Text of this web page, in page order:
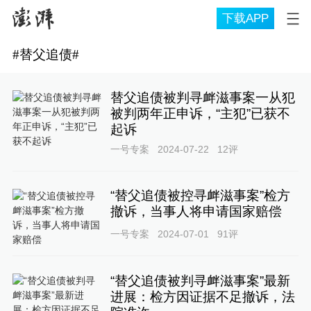
下载APP
#替父追债#
替父追债被判寻衅滋事案一从犯
被判两年正申诉，“主犯”已获不
起诉
一号专案 2024-07-22 12评
“替父追债被控寻衅滋事案”检方
撤诉，当事人将申请国家赔偿
一号专案 2024-07-01 91评
“替父追债被判寻衅滋事案”最新
进展：检方因证据不足撤诉，法